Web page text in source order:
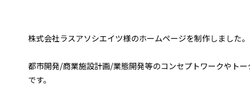
株式会社ラスアソシエイツ様のホームページを制作しました。
都市開発/商業施設計画/業態開発等のコンセプトワークやト
です。